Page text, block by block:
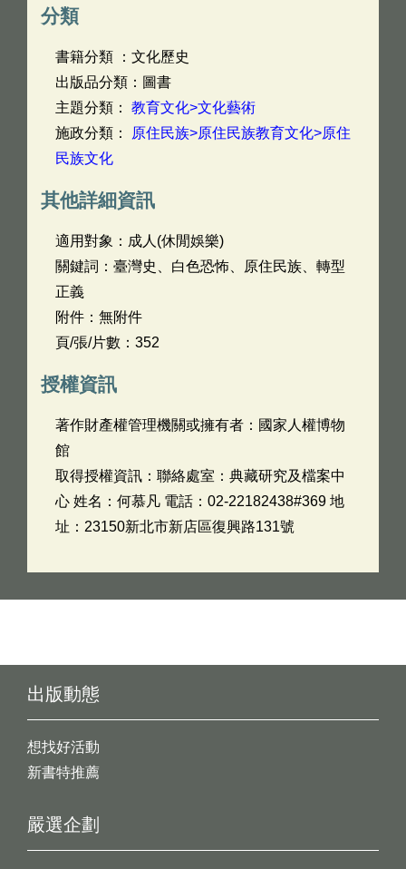
分類
書籍分類 ：文化歷史
出版品分類：圖書
主題分類： 教育文化>文化藝術
施政分類：
原住民族>原住民族教育文化>原住
民族文化
其他詳細資訊
適用對象：成人(休閒娛樂)
關鍵詞：臺灣史、白色恐怖、原住民族、轉型
正義
附件：無附件
頁/張/片數：352
授權資訊
著作財產權管理機關或擁有者：國家人權博物
館
取得授權資訊：聯絡處室：典藏研究及檔案中
心 姓名：何慕凡 電話：02-22182438#369 地
址：23150新北市新店區復興路131號
出版動態
想找好活動
新書特推薦
嚴選企劃